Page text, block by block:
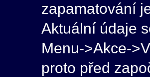
zapamatování
Aktuální údaje
Menu->Akce-
proto před